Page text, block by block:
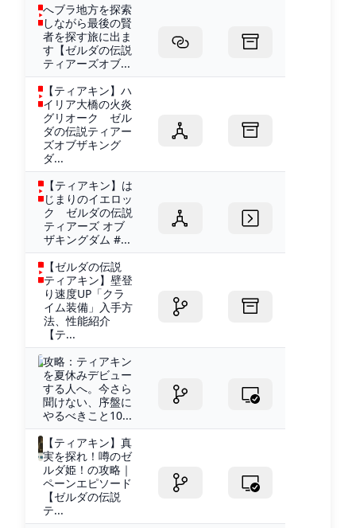
へブラ地方を探索
しながら最後の賢
者を探す旅に出ま
す【ゼルダの伝説
ティアーズオブ...
【ティアキン】ハ
イリア大橋の火炎
グリオーク ゼル
ダの伝説ティアー
ズオブザキング
ダ...
【ティアキン】は
じまりのイエロッ
ク ゼルダの伝説
ティアーズ オブ
ザキングダム #...
【ゼルダの伝説
ティアキン】壁登
り速度UP「クラ
イム装備」入手方
法、性能紹介
【テ...
攻略：ティアキン
を夏休みデビュー
する人へ。今さら
聞けない、序盤に
やるべきこと10...
【ティアキン】真
実を探れ！噂のゼ
ルダ姫！の攻略｜
ペーンエピソード
【ゼルダの伝説
テ...